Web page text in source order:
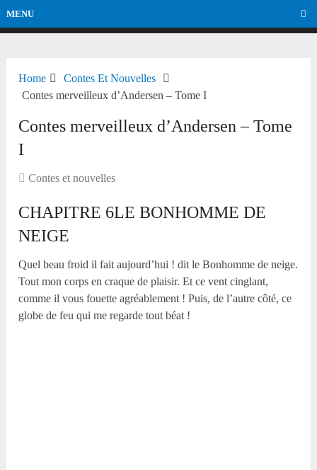
MENU
Home
Contes Et Nouvelles
Contes merveilleux d’Andersen – Tome I
Contes merveilleux d’Andersen – Tome
I
Contes et nouvelles
CHAPITRE 6LE BONHOMME DE
NEIGE
Quel beau froid il fait aujourd’hui ! dit le Bonhomme de neige.
Tout mon corps en craque de plaisir. Et ce vent cinglant,
comme il vous fouette agréablement ! Puis, de l’autre côté, ce
globe de feu qui me regarde tout béat !